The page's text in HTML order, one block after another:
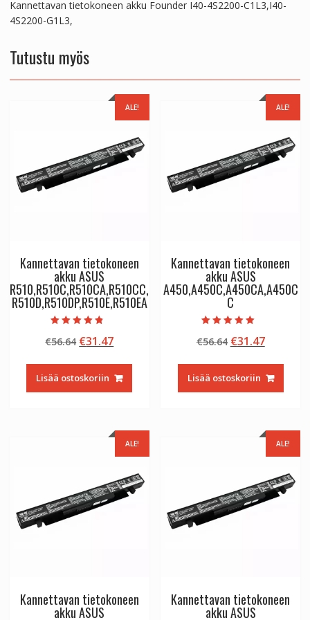
Kannettavan tietokoneen akku Founder I40-4S2200-C1L3,I40-
4S2200-G1L3,
Tutustu myös
ALE!
Kannettavan tietokoneen
akku ASUS
R510,R510C,R510CA,R510CC,
R510D,R510DP,R510E,R510EA
tuotteesta:
4.50
€56.64 Alkuperäinen
oli:
€56.64.
€31.47Nykyinen
on:
€31.47.
Lisää ostoskoriin
ALE!
Kannettavan tietokoneen
akku ASUS
A450,A450C,A450CA,A450C
C
tuotteesta:
5.00
€56.64 Alkuperäinen
oli:
€56.64.
€31.47
on:
€31.47.
Lisää ostoskoriin
ALE!
Kannettavan tietokoneen
akku ASUS
ALE!
Kannettavan tietokoneen
akku ASUS